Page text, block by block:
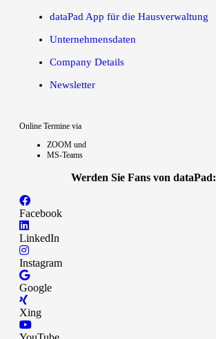
dataPad App für die Hausverwaltung
Unternehmensdaten
Company Details
Newsletter
Online Termine via
ZOOM und
MS-Teams
Werden Sie Fans von dataPad:
Facebook
LinkedIn
Instagram
Google
Xing